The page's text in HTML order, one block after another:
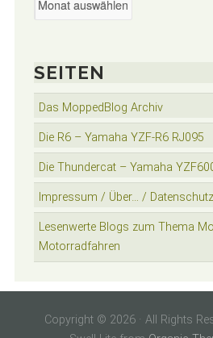
SEITEN
Das MoppedBlog Archiv
Die R6 – Yamaha YZF-R6 RJ095
Die Thundercat – Yamaha
Impressum / Über… / Datenschutz
Lesenwerte Blogs zum Thema
Motorradfahren
Copyright © 2026 · All Rights